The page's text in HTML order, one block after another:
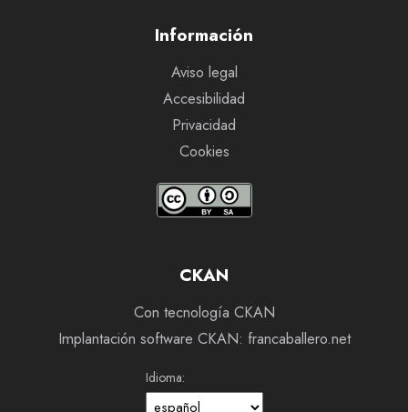
Información
Aviso legal
Accesibilidad
Privacidad
Cookies
CKAN
Con tecnología CKAN
Implantación software CKAN: francaballero.net
Idioma